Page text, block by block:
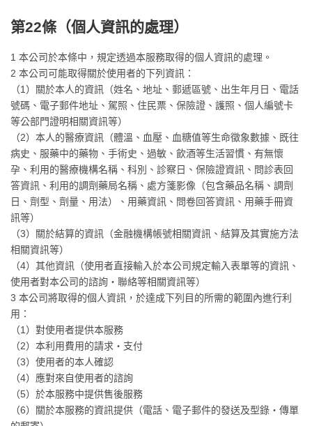
第22條（個人資訊的處理）
1 本公司於本條中，規定透過本服務取得的個人資訊的處理。
2 本公司可能取得關於使用者的下列資訊：
（1）關於本人的資訊（姓名、地址、郵遞區號、出生年月日、電話
號碼、電子郵件地址、駕照、住民票、保險證、護照、個人編號卡
等公部門證明相關資訊等）
（2）本人的醫療資訊（體溫、血壓、血糖值等生命徵象數據、既往
病史、服藥中的藥物、手術史、過敏、飲酒等生活習慣、有無懷
孕、利用的醫療機構名稱、科別、診察日、保險證資訊、問診表回
答資訊、利用的調劑藥局名稱、處方箋影像（包含藥品名稱、調劑
日、劑型、劑量、用法）、用藥資訊、問卷回答資訊、用藥手冊資
訊等）
（3）關於結算的資訊（金融機構帳號相關資訊、結算及其實施方法
相關資訊等）
（4）其他資訊（使用者直接輸入於本公司規定輸入表單等的資訊、
使用者對本公司的諮詢・聯絡等相關資訊等）
3 本公司將取得的個人資訊，於達成下列目的所需的範圍內進行利
用：
（1）對使用者提供本服務
（2）本利用費用的請求・支付
（3）使用者的本人確認
（4）應對來自使用者的諮詢
（5）於本服務中提供售後服務
（6）關於本服務的資訊提供（電話、電子郵件的發送及型錄・傳單